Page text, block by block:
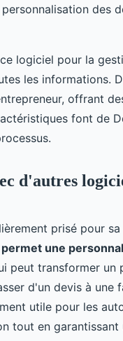
des
logiciel pour la
les informations.
offrant
font de
d'autres
prisé pour
permet une
peut transformer un
d'un devis à une
utile pour les
tout en garantissant